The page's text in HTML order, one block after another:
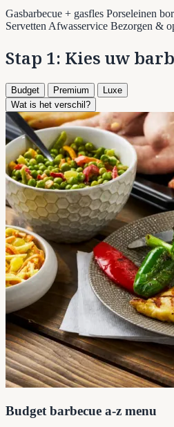
Gasbarbecue + gasfles Porseleinen
Servetten Afwasservice Bezorgen &
Stap 1: Kies uw
Budget Premium
Luxe
Wat is het verschil?
Budget barbecue a-z menu